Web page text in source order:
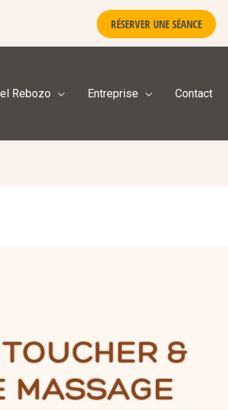
RÉSERVER UNE SÉANCE
Rebozo Entreprise Contact